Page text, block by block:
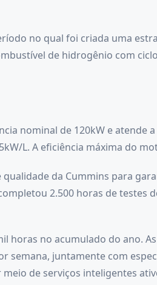
no qual foi criada uma
de hidrogênio com
nominal de 120kW e atende
L. A eficiência máxima do
da Cummins para
2.500 horas de testes
horas no acumulado do ano.
juntamente com
de serviços inteligentes